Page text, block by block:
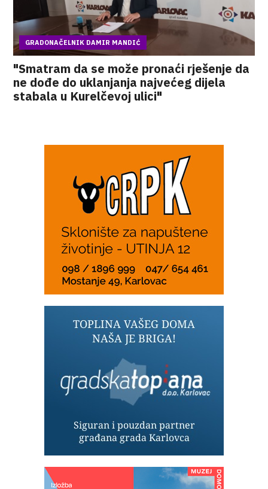
GRADONAČELNIK DAMIR MANDIĆ
"Smatram da se može pronaći rješenje da
ne dođe do uklanjanja najvećeg dijela
stabala u Kurelčevoj ulici"